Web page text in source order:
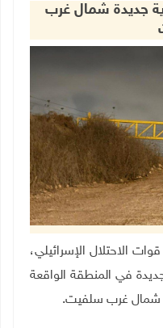
جديدة شمال غرب
نصبت قوات الاحتلال الإسرائيلي،
جديدة في المنطقة الواقعة
شمال غرب سلفيت.